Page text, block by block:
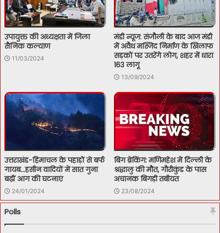
उपायुक्त की अध्यक्षता में जिला
सैनिक कल्याण
11/03/2024
मंडी न्यूज: संजौली के बाद आज मंडी
में अवैध मस्जिद निर्माण के खिलाफ
सड़कों पर उतरेंगे लोग, शहर में धारा
163 लागू
13/09/2024
उत्तराखंड-हिमाचल के पहाड़ों से बर्फ
गायब…हसीन वादियों में सात गुना
बढ़ीं आग की घटनाएं
24/01/2024
बिग ब्रेकिंग: मणिमहेश में दिल्ली के
श्रद्धालु की मौत, गौरीकुंड के पास
अचानक बिगड़ी तबीयत
23/08/2024
Polls